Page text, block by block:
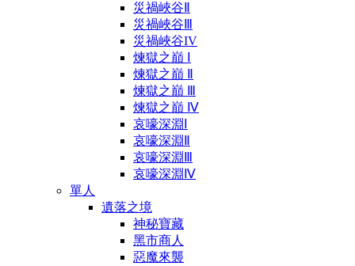
災禍峽谷Ⅱ
災禍峽谷Ⅲ
災禍峽谷IV
煉獄之巔 Ⅰ
煉獄之巔 Ⅱ
煉獄之巔 Ⅲ
煉獄之巔 Ⅳ
哀嚎深淵Ⅰ
哀嚎深淵Ⅱ
哀嚎深淵Ⅲ
哀嚎深淵Ⅳ
單人
遺落之境
神秘寶藏
黑市商人
惡魔來襲